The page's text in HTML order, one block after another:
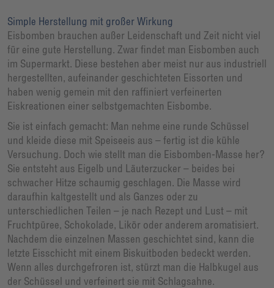
Simple Herstellung mit großer Wirkung
Eisbomben brauchen außer Leidenschaft und Zeit nicht viel
für eine gute Herstellung. Zwar findet man Eisbomben auch
im Supermarkt. Diese bestehen aber meist nur aus industriell
hergestellten, aufeinander geschichteten Eissorten und
haben wenig gemein mit den raffiniert verfeinerten
Eiskreationen einer selbstgemachten Eisbombe.
Sie ist einfach gemacht: Man nehme eine runde Schüssel
und kleide diese mit Speiseeis aus – fertig ist die kühle
Versuchung. Doch wie stellt man die Eisbomben-Masse her?
Sie entsteht aus Eigelb und Läuterzucker – beides bei
schwacher Hitze schaumig geschlagen. Die Masse wird
daraufhin kaltgestellt und als Ganzes oder zu
unterschiedlichen Teilen – je nach Rezept und Lust – mit
Fruchtpüree, Schokolade, Likör oder anderem aromatisiert.
Nachdem die einzelnen Massen geschichtet sind, kann die
letzte Eisschicht mit einem Biskuitboden bedeckt werden.
Wenn alles durchgefroren ist, stürzt man die Halbkugel aus
der Schüssel und verfeinert sie mit Schlagsahne.